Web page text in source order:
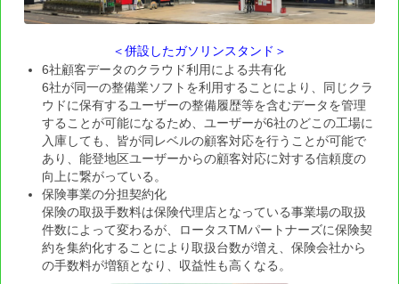
OSS 申請システム「楽楽OSS」導入事例（13）
OSS 申請システム「楽楽OSS」導入事例（12）
OSS 申請システム「楽楽OSS」導入事例（11）
OSS 申請システム「楽楽OSS」導入事例（10）
OSS 申請システム「楽楽OSS」導入事例（9）
OSS 申請システム「楽楽OSS」導入事例（8）
OSS 申請システム「楽楽OSS」導入事例（7）
OSS 申請システム「楽楽OSS」導入事例（6）
＜併設したガソリンスタンド＞
6社顧客データのクラウド利用による共有化
6社が同一の整備業ソフトを利用することにより、同じクラ
ウドに保有するユーザーの整備履歴等を含むデータを管理
することが可能になるため、ユーザーが6社のどこの工場に
入庫しても、皆が同レベルの顧客対応を行うことが可能で
あり、能登地区ユーザーからの顧客対応に対する信頼度の
向上に繋がっている。
保険事業の分担契約化
保険の取扱手数料は保険代理店となっている事業場の取扱
件数によって変わるが、ロータスTMパートナーズに保険契
約を集約化することにより取扱台数が増え、保険会社から
の手数料が増額となり、収益性も高くなる。